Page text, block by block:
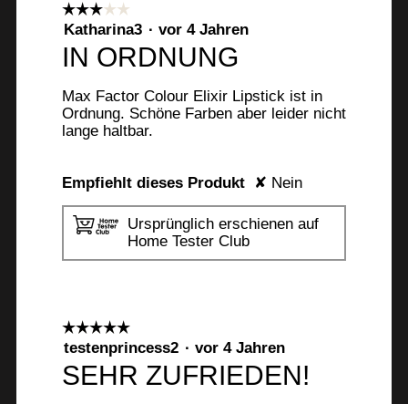
☆☆☆☆☆
☆☆☆☆☆
3Katharina3 · vor 4 Jahren
IN ORDNUNG
Max Factor Colour Elixir Lipstick ist in
Ordnung. Schöne Farben aber leider nicht
lange haltbar.
Empfiehlt dieses Produkt ✘ Nein
Ursprünglich erschienen auf
Home Tester Club
☆☆☆☆☆
☆☆☆☆☆
5
5
testenprincess2 · vor 4 Jahren
SEHR ZUFRIEDEN!